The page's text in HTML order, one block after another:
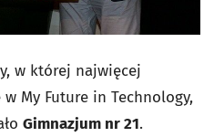
w której najwięcej
w My Future in Technology,
Gimnazjum nr 21.